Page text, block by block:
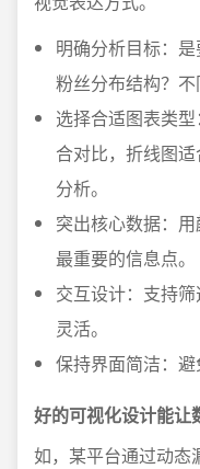
明确分析目标：
粉丝分布结构？不
选择合适图表类
合对比，折线图
分析。
突出核心数据：
最重要的信息点。
交互设计：支持
灵活。
保持界面简洁：避
好的可视化设计能让
如，某平台通过动态